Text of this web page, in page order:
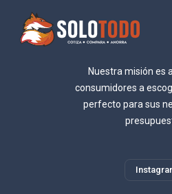
Nuestra misión es
consumidores a
perfecto para sus